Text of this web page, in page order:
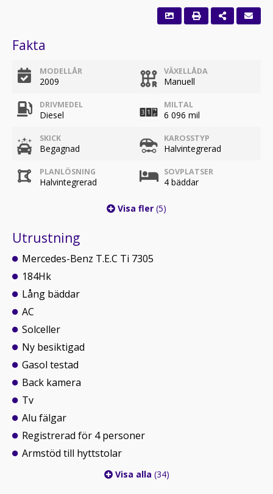
Fakta
MODELLÅR
2009
VÄXELLÅDA
Manuell
DRIVMEDEL
Diesel
MILTAL
6 096 mil
SKICK
Begagnad
KAROSSTYP
Halvintegrerad
PLANLÖSNING
Halvintegrerad
SOVPLATSER
4 bäddar
Visa fler (5)
Utrustning
Mercedes-Benz T.E.C Ti 7305
184Hk
Lång bäddar
AC
Solceller
Ny besiktigad
Gasol testad
Back kamera
Tv
Alu fälgar
Registrerad för 4 personer
Armstöd till hyttstolar
Visa alla (34)